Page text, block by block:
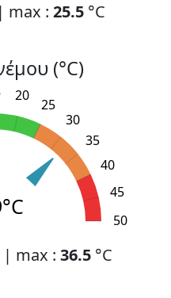
max : 25.5 °C
(°C)
20
25
30
35
40
45
50
| max : 36.5°C